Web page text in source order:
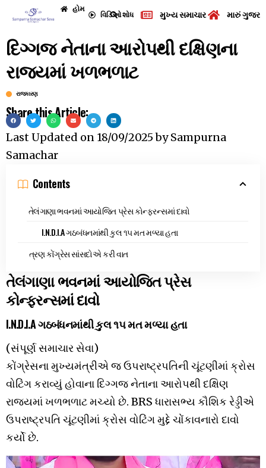
હોમ
વિડિઓશોધ મુખ્ય સમાચાર મારું
દિગ્ગજ નેતાના આરોપથી દક્ષિણના
રાજ્યમાં ખળભળાટ
રાજકારણ
Share this Article:
Last Updated on 18/09/2025bySampurna
Samachar
Contents
તેલંગાણા ભવનમાં આયોજિત પ્રેસ કોન્ફરન્સમાં દાવો
I.N.D.I.A ગઠબંધનમાંથી કુલ ૧૫ મત મળ્યા હતા
ત્રણ કોંગ્રેસ સાંસદોએ કરી વાત
તેલંગાણા ભવનમાં આયોજિત પ્રેસ
કોન્ફરન્સમાં દાવો
I.N.D.I.A ગઠબંધનમાંથી કુલ ૧૫ મત મળ્યા હતા
(સંપૂર્ણ સમાચાર સેવા)
કોંગ્રેસના મુખ્યમંત્રીએ જ ઉપરાષ્ટ્રપતિની ચૂંટણીમાં ક્રોસ
વોટિંગ કરાવ્યું હોવાના દિગ્ગજ નેતાના આરોપથી દક્ષિણ
રાજ્યમાં ખળભળાટ મચ્યો છે. BRS ધારાસભ્ય કૌશિક રેડ્ડીએ
ઉપરાષ્ટ્રપતિ ચૂંટણીમાં ક્રોસ વોટિંગ મુદ્દે ચોંકાવનારો દાવો
કર્યો છે.